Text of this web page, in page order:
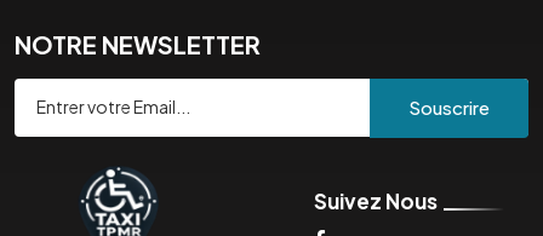
NOTRE NEWSLETTER
Souscrire
Suivez Nous